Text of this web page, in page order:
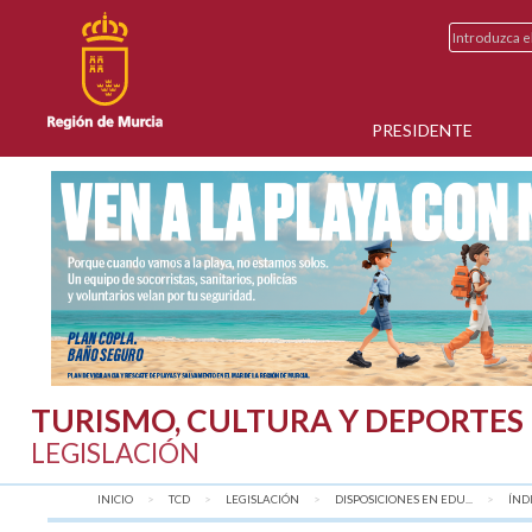
PRESIDENTE
TURISMO, CULTURA Y DEPORTES
LEGISLACIÓN
INICIO TCD LEGISLACIÓN DISPOSICIONES EN EDU...